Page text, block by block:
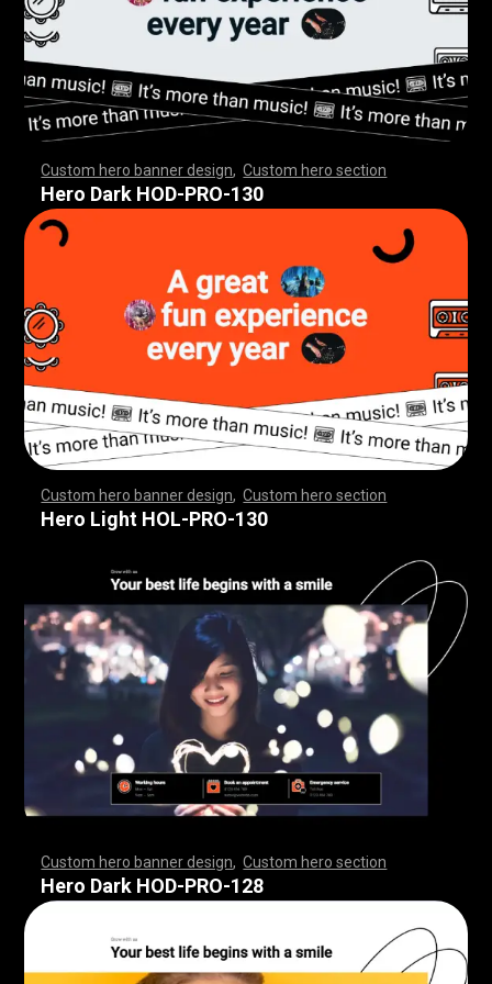
Custom hero banner design ,Custom hero section
,,,,,,,,,,,,,,,,,,,,,,,,,,,,,, ,,,,,,,,,,,,,,,,,,,,,,,
,,,,,,,,,,,,,,,,,,,,,,,,,,,,,, ,,,,,,,,,,,,,,,,,,,,,,
Hero Dark HOD-PRO-130
Custom hero banner design ,Custom hero section
,,,,,,,,,,,,,,,,,,,,,,,,,,,,,, ,,,,,,,,,,,,,,,,,,,,,,,
,,,,,,,,,,,,,,,,,,,,,,,,,,,,,, ,,,,,,,,,,,,,,,,,,,,,,
Hero Light HOL-PRO-130
Custom hero banner design ,Custom hero section
,,,,,,,,,,,,,,,,,,,,,,,,,,,,,, ,,,,,,,,,,,,,,,,,,,,,,,
,,,,,,,,,,,,,,,,,,,,,,,,,,,,,, ,,,,,,,,,,,,,,,,,,,,,,
Hero Dark HOD-PRO-128